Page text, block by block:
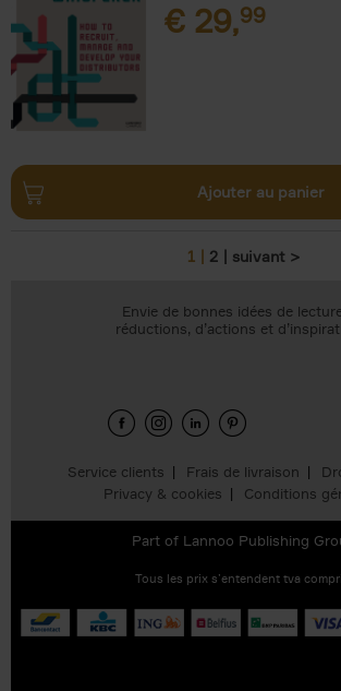
€ 29,99
Ajouter au panier
1 2 suivant >
Service clients Frais de livraison
Privacy & cookies
Conditions
Envie de bonnes idées de
réductions, d’actions et
Part of Lannoo Publishing
Tous les prix s’entendent tva